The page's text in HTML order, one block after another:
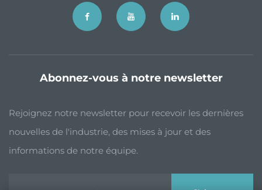
Abonnez-vous à notre newsletter
Rejoignez notre newsletter pour recevoir les dernières
nouvelles de l'industrie, des mises à jour et des
informations de notre équipe.